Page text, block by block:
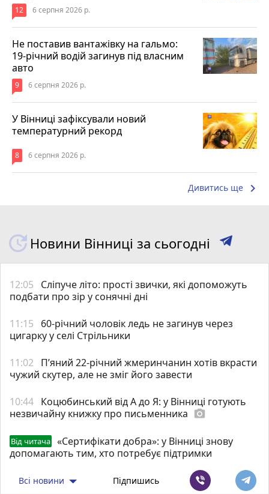
12 6 серпня 2026 р.
Не поставив вантажівку на гальмо:
19-річний водій загинув під власним
авто
9 6 серпня 2026 р.
У Вінниці зафіксували новий
температурний рекорд
8 6 серпня 2026 р.
Дивитись ще keyboard_arrow_right
Новини Вінниці за сьогодні
12:05
Сліпуче літо: прості звички, які допоможуть
подбати про зір у сонячні дні
11:15
60-річний чоловік ледь не загинув через
цигарку у селі Стрільники
11:02
П’яний 22-річний жмеринчанин хотів вкрасти
чужий скутер, але не зміг його завести
10:44 Коцюбинський від А до Я: у Вінниці готують
незвичайну книжку про письменника photo_camera
Від читача
«Сертифікати добра»: у Вінниці знову
допомагають тим, хто потребує підтримки
Всі новини Підпишись